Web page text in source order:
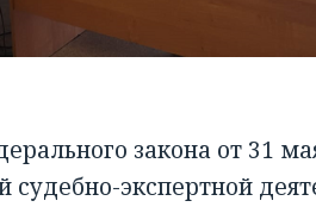
закона от 31
судебно-экспертной